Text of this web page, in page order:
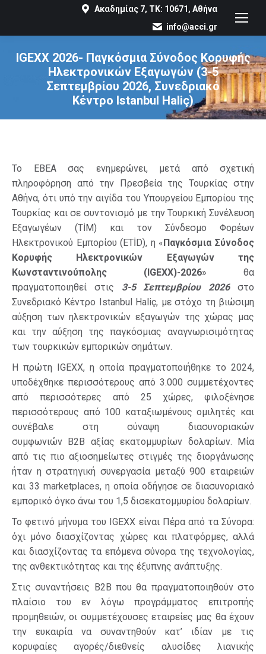
Ακαδημίας 7, ΤΚ: 10671, Αθήνα
info@acci.gr
IGEXX 2026- Παγκόσμια Σύνοδος Κορυφής
Ηλεκτρονικών Εξαγωγών (3-5
Σεπτεμβρίου 2026, Συνεδριακό
Κέντρο Istanbul Haliç)
You are here:
Το ΕΒΕΑ σας ενημερώνει, μετά από σχετική
πληροφόρηση από την Πρεσβεία της Τουρκίας στην
Αθήνα, ότι υπό την αιγίδα του Υπουργείου Εμπορίου της
Τουρκίας και σε συντονισμό με την Τουρκική Συνέλευση
Εξαγωγέων (TİM) και τον Σύνδεσμο Φορέων
Ηλεκτρονικού Εμπορίου (ETİD), η «Παγκόσμια Σύνοδος
Κορυφής Ηλεκτρονικών Εξαγωγών της
Κωνσταντινούπολης (IGEXX)-2026» θα
πραγματοποιηθεί στις 3-5Σεπτεμβρίου 2026στο
Συνεδριακό Κέντρο Istanbul Haliç, με στόχο τη βιώσιμη
αύξηση των ηλεκτρονικών εξαγωγών της χώρας μας
και την αύξηση της παγκόσμιας αναγνωρισιμότητας
των τουρκικών εμπορικών σημάτων.
Η πρώτη IGEXX, η οποία πραγματοποιήθηκε το 2024,
υποδέχθηκε περισσότερους από 3.000 συμμετέχοντες
από περισσότερες από 25 χώρες, φιλοξένησε
περισσότερους από 100 καταξιωμένους ομιλητές και
συνέβαλε στη σύναψη διασυνοριακών
συμφωνιών B2B αξίας εκατομμυρίων δολαρίων. Μία
από τις πιο αξιοσημείωτες στιγμές της διοργάνωσης
ήταν η στρατηγική συνεργασία μεταξύ 900 εταιρειών
και 33 marketplaces, η οποία οδήγησε σε διασυνοριακό
εμπορικό όγκο άνω του 1,5 δισεκατομμυρίου δολαρίων.
Το φετινό μήνυμα του IGEXX είναι Πέρα από τα Σύνορα:
όχι μόνο διασχίζοντας χώρες και πλατφόρμες, αλλά
και διασχίζοντας τα επόμενα σύνορα της τεχνολογίας,
της ανθεκτικότητας και της έξυπνης ανάπτυξης.
Στις συναντήσεις B2B που θα πραγματοποιηθούν στο
πλαίσιο του εν λόγω προγράμματος επιτροπής
προμηθειών, οι συμμετέχουσες εταιρείες μας θα έχουν
την ευκαιρία να συναντηθούν κατ’ ιδίαν με τις
κορυφαίες αγορές/διεθνείς αλυσίδες λιανικής